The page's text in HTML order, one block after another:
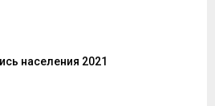
населения 2021